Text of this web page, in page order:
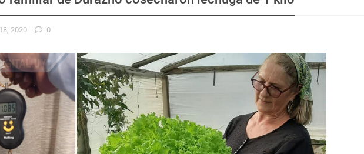
2020 0